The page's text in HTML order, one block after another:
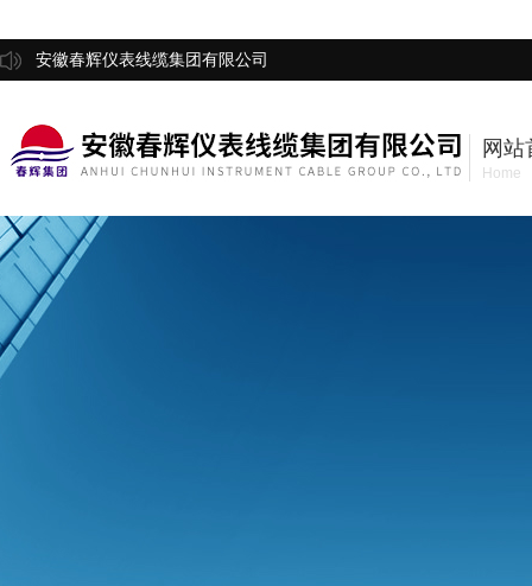
安徽春辉仪表线缆集团有限公司
网站
Home